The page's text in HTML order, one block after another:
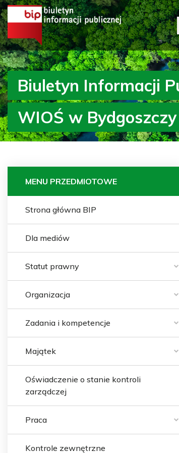
Biuletyn Informacji
WIOŚ w Bydgoszczy
MENU PRZEDMIOTOWE
Strona główna BIP
Dla mediów
Statut prawny
Organizacja
Zadania i kompetencje
Majątek
Oświadczenie o stanie kontroli
zarządczej
Praca
Kontrole zewnętrzne